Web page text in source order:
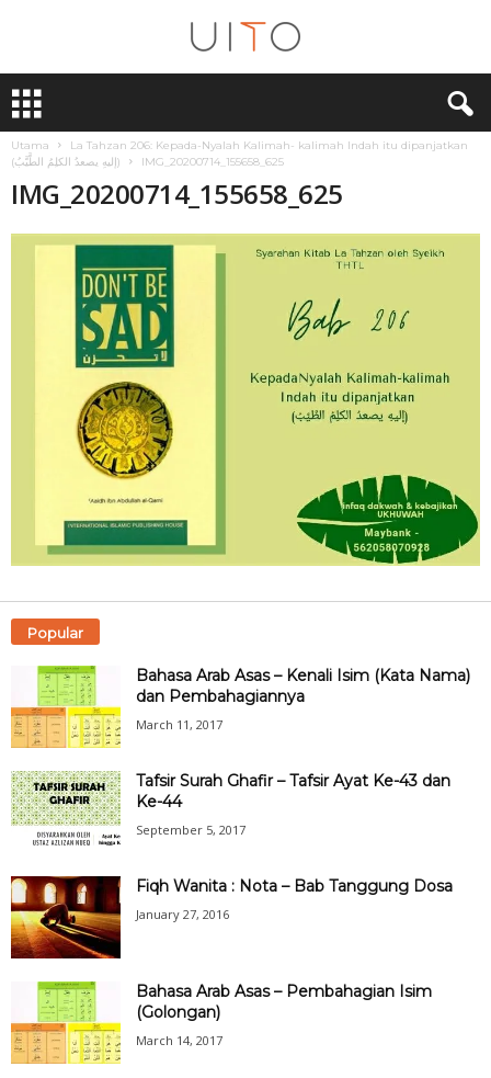
T
Utama
La Tahzan 206: Kepada-Nyalah Kalimah- kalimah Indah itu dipanjatkan
(إليهِ يصعدُ الكلِمُ الطَّيَّبُ)
IMG_20200714_155658_625
IMG_20200714_155658_625
Popular
Bahasa Arab Asas – Kenali Isim (Kata Nama)
dan Pembahagiannya
March 11, 2017
Tafsir Surah Ghafir – Tafsir Ayat Ke-43 dan
Ke-44
September 5, 2017
Fiqh Wanita : Nota – Bab Tanggung Dosa
January 27, 2016
Bahasa Arab Asas – Pembahagian Isim
(Golongan)
March 14, 2017